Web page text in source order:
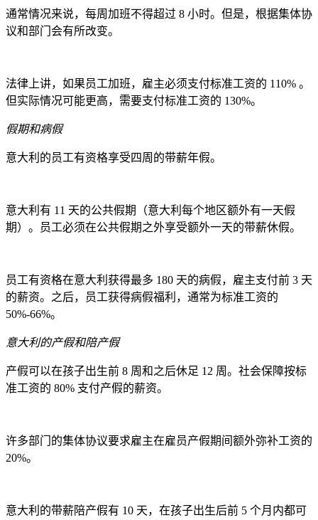
通常情况来说，每周加班不得超过 8 小时。但是，根据集体协
议和部门会有所改变。
法律上讲，如果员工加班，雇主必须支付标准工资的 110% 。
但实际情况可能更高，需要支付标准工资的 130%。
假期和病假
意大利的员工有资格享受四周的带薪年假。
意大利有 11 天的公共假期（意大利每个地区额外有一天假
期）。员工必须在公共假期之外享受额外一天的带薪休假。
员工有资格在意大利获得最多 180 天的病假，雇主支付前 3 天
的薪资。之后，员工获得病假福利，通常为标准工资的
50%-66%。
意大利的产假和陪产假
产假可以在孩子出生前 8 周和之后休足 12 周。社会保障按标
准工资的 80% 支付产假的薪资。
许多部门的集体协议要求雇主在雇员产假期间额外弥补工资的
20%。
意大利的带薪陪产假有 10 天，在孩子出生后前 5 个月内都可